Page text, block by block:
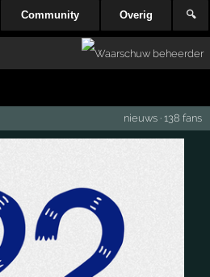
Community Overig 🔍
nieuws· 138 fans